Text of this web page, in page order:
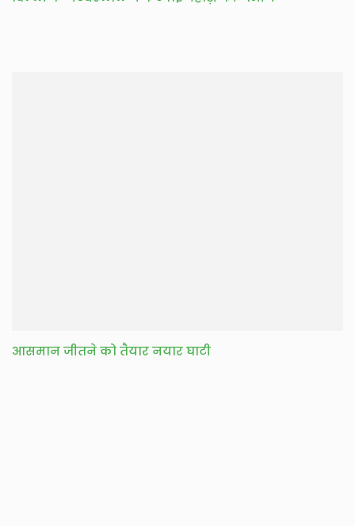
आसमान जीतने को तैयार नयार घाटी